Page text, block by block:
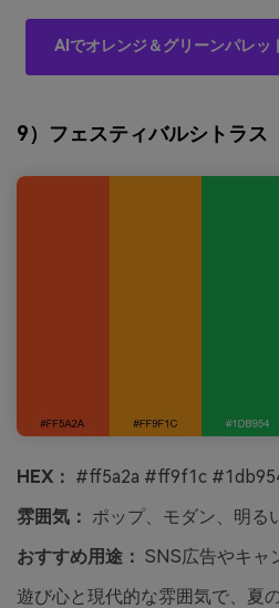
AIでオレンジ＆グリーンパレッ
9）フェスティバルシトラス
HEX： #ff5a2a #ff9f1c
雰囲気： ポップ、モダン、明る
おすすめ用途： SNS広告やキャ
遊び心と現代的な雰囲気で、夏